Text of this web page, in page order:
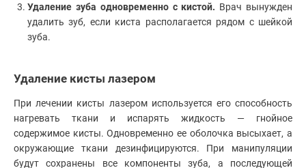
Удаление зуба одновременно с кистой. Врач вынужден
удалить зуб, если киста располагается рядом с шейкой
зуба.
Удаление кисты лазером
При лечении кисты лазером используется его способность
нагревать ткани и испарять жидкость — гнойное
содержимое кисты. Одновременно ее оболочка высыхает, а
окружающие ткани дезинфицируются. При манипуляции
будут сохранены все компоненты зуба, а последующей